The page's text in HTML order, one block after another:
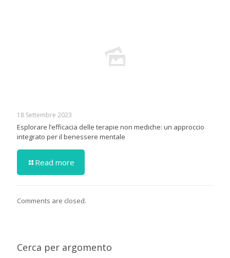
18 Settembre 2023
Esplorare l’efficacia delle terapie non mediche: un approccio
integrato per il benessere mentale
Read more
Comments are closed.
Cerca per argomento